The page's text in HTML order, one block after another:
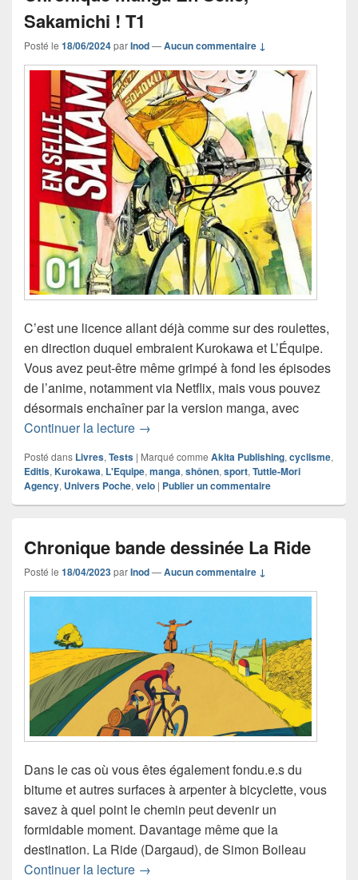
Sakamichi ! T1
Posté le 18/06/2024parInod—Aucun commentaire ↓
C’est une licence allant déjà comme sur des roulettes,
en direction duquel embraient Kurokawa et L’Équipe.
Vous avez peut-être même grimpé à fond les épisodes
de l’anime, notamment via Netflix, mais vous pouvez
désormais enchaîner par la version manga, avec
Continuer la lecture Chronique manga En Selle,
→
Posté dans Livres, Tests | Marqué comme Akita Publishing, cyclisme,
Editis, Kurokawa, L'Equipe, manga, shônen, sport, Tuttle-Mori
Agency, Univers Poche, velo | Publier un commentaire
Chronique bande dessinée La Ride
Posté le 18/04/2023parInod—Aucun commentaire ↓
Dans le cas où vous êtes également fondu.e.s du
bitume et autres surfaces à arpenter à bicyclette, vous
savez à quel point le chemin peut devenir un
formidable moment. Davantage même que la
destination. La Ride (Dargaud), de Simon Boileau
Continuer la lecture Chronique bande dessinée La Ride
→